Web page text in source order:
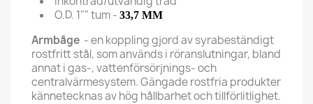
O.D. 1"" tum - 33,7 MM
Armbåge - en koppling gjord av syrabeständigt
rostfritt stål, som används i röranslutningar, bland
annat i gas-, vattenförsörjnings- och
centralvärmesystem. Gängade rostfria produkter
kännetecknas av hög hållbarhet och tillförlitlighet.